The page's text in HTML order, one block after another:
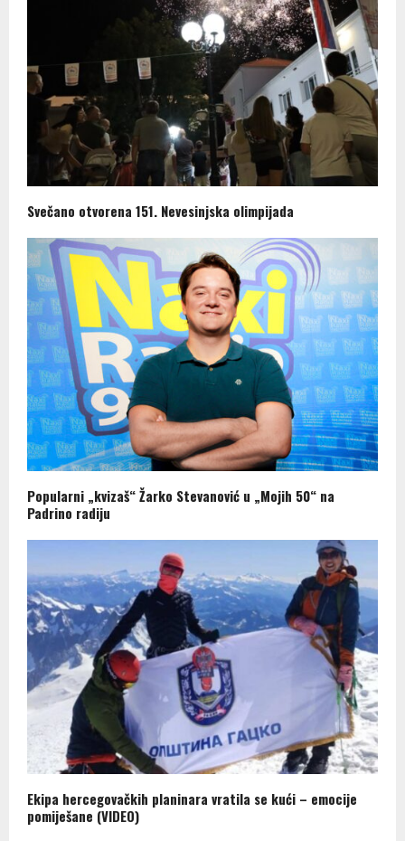
Svečano otvorena 151. Nevesinjska olimpijada
Popularni „kvizaš“ Žarko Stevanović u „Mojih 50“ na
Padrino radiju
Ekipa hercegovačkih planinara vratila se kući – emocije
pomiješane (VIDEO)